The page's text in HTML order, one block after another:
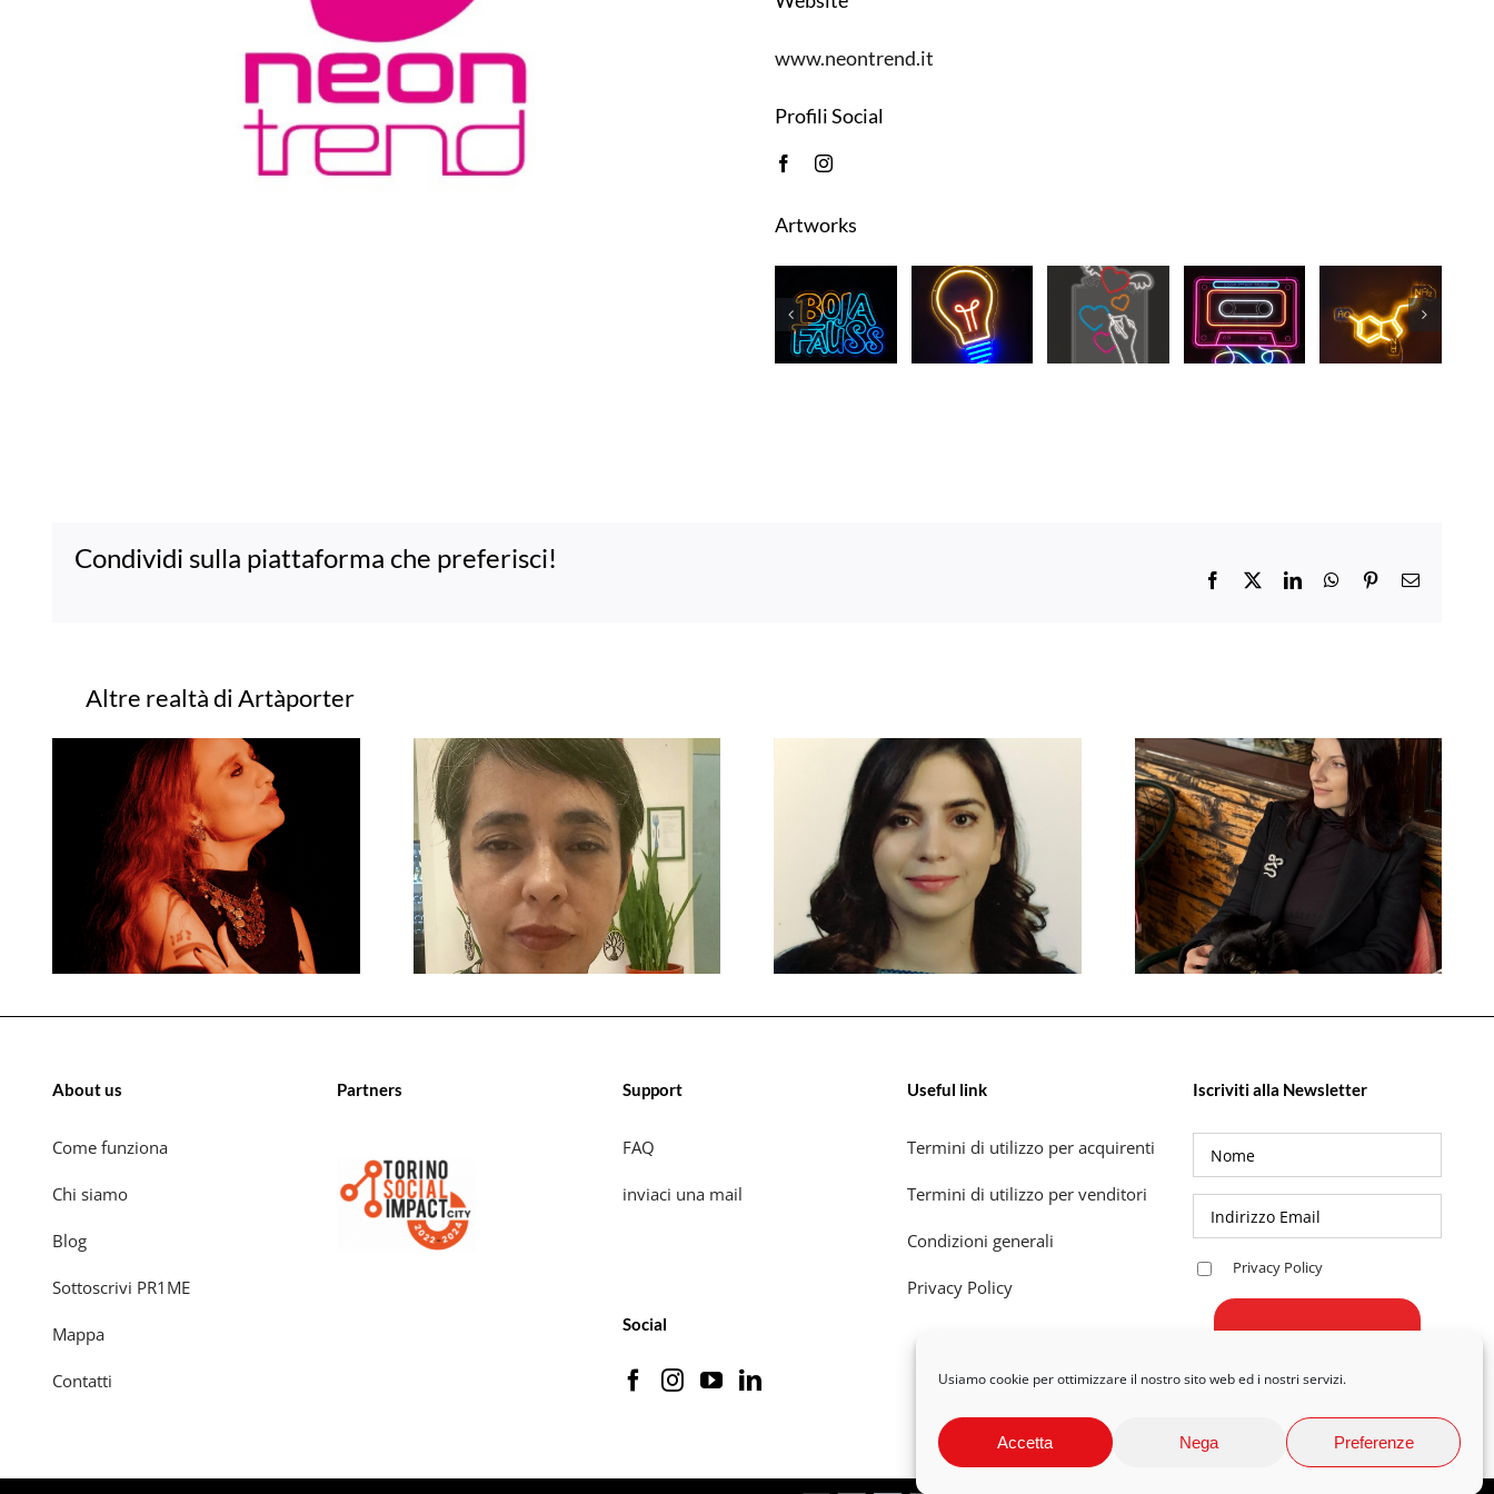
Usiamo cookie per ottimizzare il nostro sito web ed i nostri servizi.
Accetta Nega Preferenze
www.neontrend.it
Profili Social
Artworks
Condividi sulla piattaforma che preferisci!
Facebook
X LinkedInWhatsApp
PinterestEmail
Progetti correlati
About us
Come funziona
Chi siamo
Blog
Sottoscrivi PR1ME
Mappa
Contatti
Partners Support
FAQ
inviaci una mail
Social
Useful link
Termini di utilizzo per acquirenti
Termini di utilizzo per venditori
Condizioni generali
Privacy Policy
Iscriviti alla Newsletter
Privacy Policy